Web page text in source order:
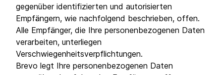
gegenüber identifizierten und autorisierten
Empfängern, wie nachfolgend beschrieben, offen.
Alle Empfänger, die Ihre personenbezogenen Daten
verarbeiten, unterliegen
Verschwiegenheitsverpflichtungen.
Brevo legt Ihre personenbezogenen Daten